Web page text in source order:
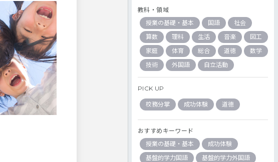
教科・領域
授業の基礎・基本
国語
社会
算数
理科 生活 音楽
図工
家庭
体育 総合 道徳
数学
技術
外国語 自立活動
PICK UP
校務分掌 成功体験 道徳
おすすめキーワード
授業の基礎・基本
成功体験
基盤的学力国語
基盤的学力外国語